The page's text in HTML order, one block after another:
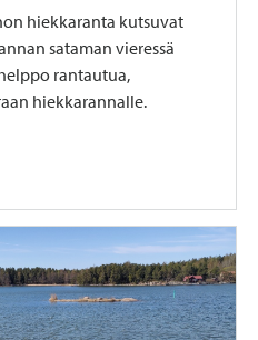
hiekkaranta kutsuvat
sataman vieressä
rantautua,
hiekkarannalle.